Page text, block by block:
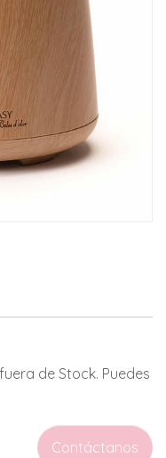
de Stock. Puedes
Contáctanos